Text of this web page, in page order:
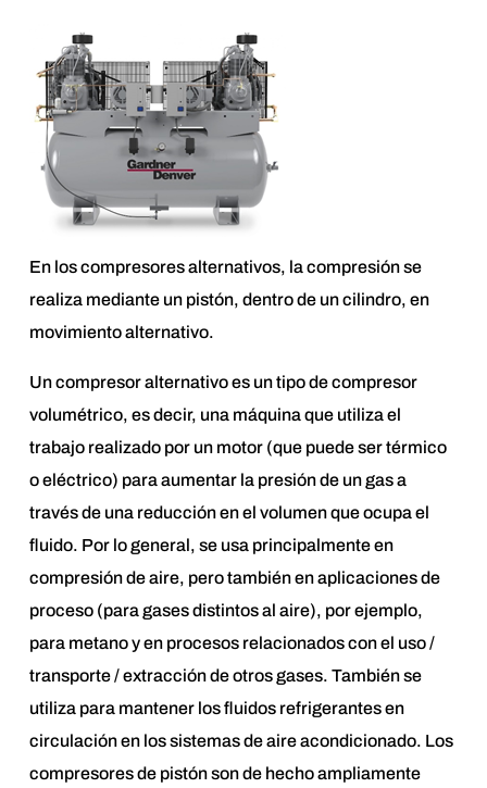
En los compresores alternativos, la compresión se
realiza mediante un pistón, dentro de un cilindro, en
movimiento alternativo.
Un compresor alternativo es un tipo de compresor
volumétrico, es decir, una máquina que utiliza el
trabajo realizado por un motor (que puede ser térmico
o eléctrico) para aumentar la presión de un gas a
través de una reducción en el volumen que ocupa el
fluido. Por lo general, se usa principalmente en
compresión de aire, pero también en aplicaciones de
proceso (para gases distintos al aire), por ejemplo,
para metano y en procesos relacionados con el uso /
transporte / extracción de otros gases. También se
utiliza para mantener los fluidos refrigerantes en
circulación en los sistemas de aire acondicionado. Los
compresores de pistón son de hecho ampliamente